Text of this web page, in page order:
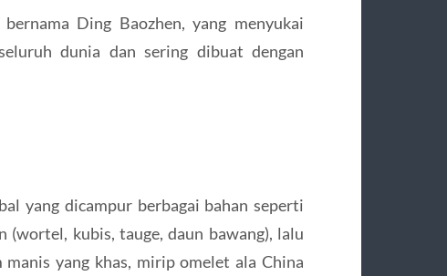
Ding Baozhen, yang menyukai
dunia dan sering dibuat dengan
yang dicampur berbagai bahan seperti
(wortel, kubis, tauge, daun bawang), lalu
manis yang khas, mirip omelet ala China